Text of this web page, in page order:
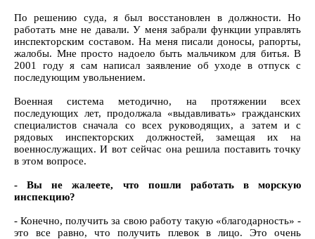
По решению суда, я был восстановлен в должности. Но
работать мне не давали. У меня забрали функции управлять
инспекторским составом. На меня писали доносы, рапорты,
жалобы. Мне просто надоело быть мальчиком для битья. В
2001 году я сам написал заявление об уходе в отпуск с
последующим увольнением.
Военная система методично, на протяжении всех
последующих лет, продолжала «выдавливать» гражданских
специалистов сначала со всех руководящих, а затем и с
рядовых инспекторских должностей, замещая их на
военнослужащих. И вот сейчас она решила поставить точку
в этом вопросе.
- Вы не жалеете, что пошли работать в морскую
инспекцию?
- Конечно, получить за свою работу такую «благодарность» -
это все равно, что получить плевок в лицо. Это очень